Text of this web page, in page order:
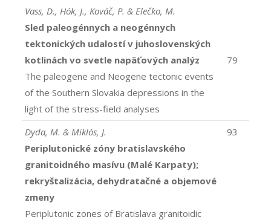
Vass, D., Hók, J., Kováč, P. & Elečko, M.
Sled paleogénnych a neogénnych
tektonických udalostí v juhoslovenských
kotlinách vo svetle napäťových analýz
The paleogene and Neogene tectonic events
of the Southern Slovakia depressions in the
light of the stress-field analyses
79
Dyda, M. & Miklós, J.
Periplutonické zóny bratislavského
granitoidného masívu (Malé Karpaty);
rekryštalizácia, dehydratačné a objemové
zmeny
Periplutonic zones of Bratislava granitoidic
93